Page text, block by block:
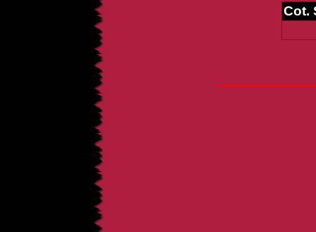
Cot.